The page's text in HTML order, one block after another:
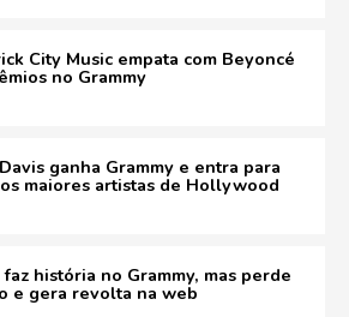
City Music empata com Beyoncé
no Grammy
ganha Grammy e entra para
maiores artistas de Hollywood
história no Grammy, mas perde
e gera revolta na web